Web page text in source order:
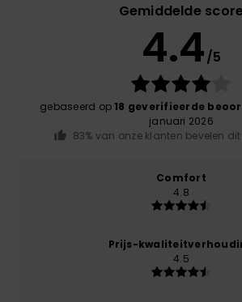
Gemiddelde score
4.4/5
gebaseerd op 18 geverifieerde
januari 2026
83% van onze klanten bevelen
Comfort
4.8
Prijs-
4.5